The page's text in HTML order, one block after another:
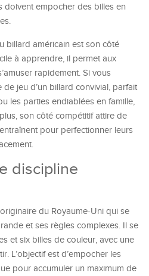
doivent empocher des billes en
billard américain est son côté
à apprendre, il permet aux
rapidement. Si vous
jeu d’un billard convivial, parfait
les parties endiablées en famille,
son côté compétitif attire de
pour perfectionner leurs
discipline
du Royaume-Uni qui se
et ses règles complexes. Il se
et six billes de couleur, avec une
L’objectif est d’empocher les
pour accumuler un maximum de